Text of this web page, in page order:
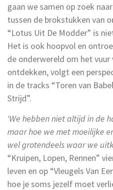
gaan we samen op zoek
tussen de brokstukken van
“Lotus Uit De Modder” is
Het is ook hoopvol en
de onderwereld om het
ontdekken, volgt een
in de tracks “Toren van
Strijd”.
‘We hebben niet altijd in de
maar hoe we met moeilijke
wel grotendeels waar we
“Kruipen, Lopen, Rennen”
leven en op “Vleugels Van
hoe je soms jezelf moet